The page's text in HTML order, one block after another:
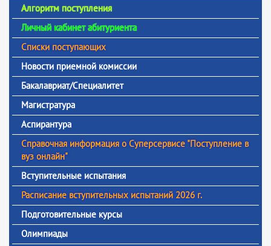
Алгоритм поступления
Личный кабинет абитуриента
Списки поступающих
Новости приемной комиссии
Бакалавриат/Специалитет
Магистратура
Аспирантура
Справочная информация о Суперсервисе "Поступление в
вуз онлайн"
Вступительные испытания
Расписание вступительных испытаний 2026 г.
Подготовительные курсы
Олимпиады